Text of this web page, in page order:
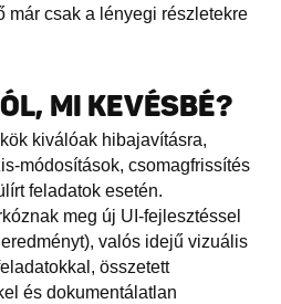
már csak a lényegi részletekre
MI KEVÉSBÉ?
kiválóak hibajavításra,
módosítások, csomagfrissítés
feladatok esetén.
meg új UI-fejlesztéssel
valós idejű vizuális
összetett
és dokumentálatlan